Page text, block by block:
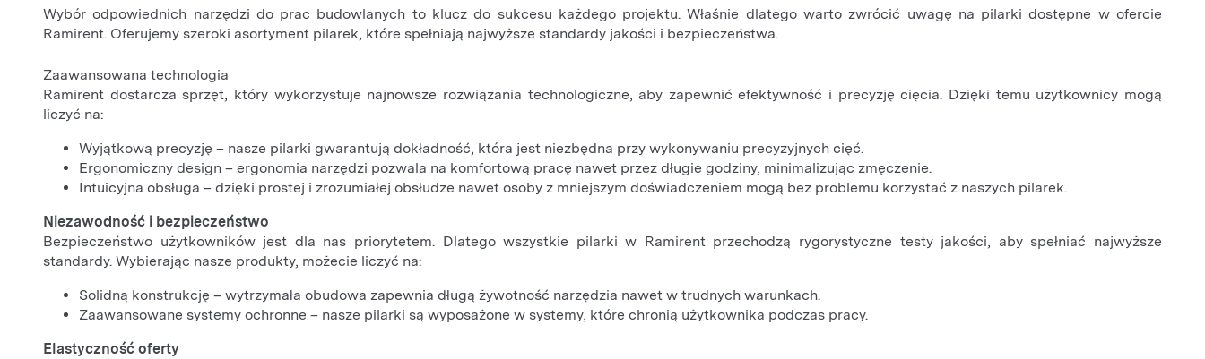
Wybór odpowiednich narzędzi do prac budowlanych to klucz do sukcesu każdego projektu. Właśnie dlatego warto zwrócić uwagę na pilarki dostępne w ofercie
Ramirent. Oferujemy szeroki asortyment pilarek, które spełniają najwyższe standardy jakości i bezpieczeństwa.
Zaawansowana technologia
Ramirent dostarcza sprzęt, który wykorzystuje najnowsze rozwiązania technologiczne, aby zapewnić efektywność i precyzję cięcia. Dzięki temu użytkownicy mogą
liczyć na:
Wyjątkową precyzję – nasze pilarki gwarantują dokładność, która jest niezbędna przy wykonywaniu precyzyjnych cięć.
Ergonomiczny design – ergonomia narzędzi pozwala na komfortową pracę nawet przez długie godziny, minimalizując zmęczenie.
Intuicyjna obsługa – dzięki prostej i zrozumiałej obsłudze nawet osoby z mniejszym doświadczeniem mogą bez problemu korzystać z naszych pilarek.
Niezawodność i bezpieczeństwo
Bezpieczeństwo użytkowników jest dla nas priorytetem. Dlatego wszystkie pilarki w Ramirent przechodzą rygorystyczne testy jakości, aby spełniać najwyższe
standardy. Wybierając nasze produkty, możecie liczyć na:
Solidną konstrukcję – wytrzymała obudowa zapewnia długą żywotność narzędzia nawet w trudnych warunkach.
Zaawansowane systemy ochronne – nasze pilarki są wyposażone w systemy, które chronią użytkownika podczas pracy.
Elastyczność oferty